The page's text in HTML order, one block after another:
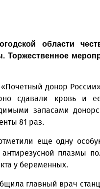
области
Торжественное
донор
сдавали кровь и
запасами
81 раз.
еще одну
плазмы
у беременных.
главный врач